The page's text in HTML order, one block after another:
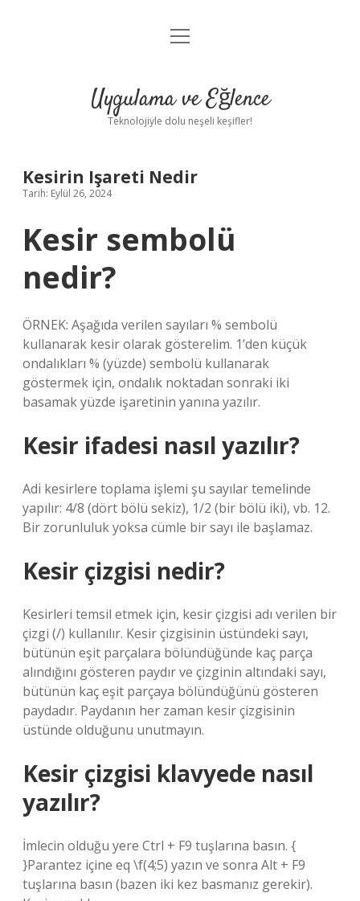
Anasayfa
Yasal Uyarı
menüyü
Uygulama ve Eğlence
Teknolojiyle dolu neşeli keşifler!
Kesirin Işareti Nedir
Tarih: Eylül 26, 2024
Kesir sembolü
nedir?
ÖRNEK: Aşağıda verilen sayıları % sembolü
kullanarak kesir olarak gösterelim. 1’den küçük
ondalıkları % (yüzde) sembolü kullanarak
göstermek için, ondalık noktadan sonraki iki
basamak yüzde işaretinin yanına yazılır.
Kesir ifadesi nasıl yazılır?
Adi kesirlere toplama işlemi şu sayılar temelinde
yapılır: 4/8 (dört bölü sekiz), 1/2 (bir bölü iki), vb. 12.
Bir zorunluluk yoksa cümle bir sayı ile başlamaz.
Kesir çizgisi nedir?
Kesirleri temsil etmek için, kesir çizgisi adı verilen bir
çizgi (/) kullanılır. Kesir çizgisinin üstündeki sayı,
bütünün eşit parçalara bölündüğünde kaç parça
alındığını gösteren paydır ve çizginin altındaki sayı,
bütünün kaç eşit parçaya bölündüğünü gösteren
paydadır. Paydanın her zaman kesir çizgisinin
üstünde olduğunu unutmayın.
Kesir çizgisi klavyede nasıl
yazılır?
İmlecin olduğu yere Ctrl + F9 tuşlarına basın. {
}Parantez içine eq \f(4;5) yazın ve sonra Alt + F9
tuşlarına basın (bazen iki kez basmanız gerekir).